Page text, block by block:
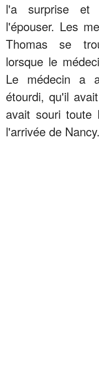
l'a surprise et
l'épouser. Les
Thomas se
lorsque le
Le médecin a
étourdi, qu'il
avait souri toute
l'arrivée de Nancy.